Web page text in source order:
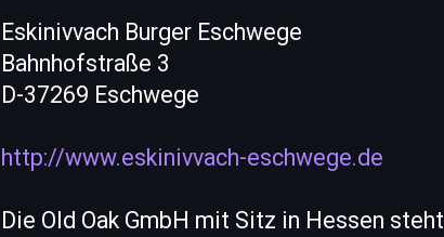
Eskinivvach Burger Eschwege
Bahnhofstraße 3
D-37269 Eschwege
http://www.eskinivvach-eschwege.de
Die Old Oak GmbH mit Sitz in Hessen